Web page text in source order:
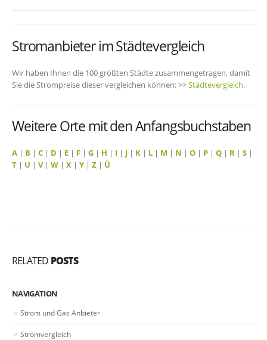
Stromanbieter im Städtevergleich
Wir haben Ihnen die 100 größten Städte zusammengetragen, damit
Sie die Strompreise dieser vergleichen können: >>Städtevergleich.
Weitere Orte mit den Anfangsbuchstaben
A | B | C | D | E | F | G | H | I | J | K | L | M | N | O | P | Q | R | S |
T | U | V| W | X | Y | Z | Ü
RELATED POSTS
NAVIGATION
Strom und Gas Anbieter
Stromvergleich